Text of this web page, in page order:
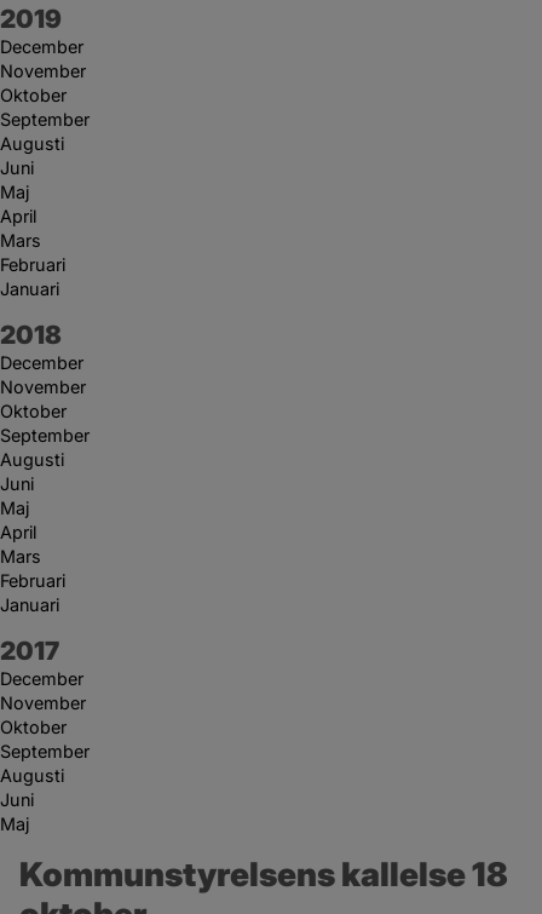
År:
2019
December
November
Oktober
September
Augusti
Juni
Maj
April
Mars
Februari
Januari
År:
2018
December
November
Oktober
September
Augusti
Juni
Maj
April
Mars
Februari
Januari
År:
2017
December
November
Oktober
September
Augusti
Juni
Maj
Kommunstyrelsens kallelse 18